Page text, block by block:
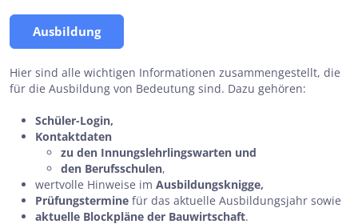
Ausbildung
Hier sind alle wichtigen Informationen zusammengestellt, die
für die Ausbildung von Bedeutung sind. Dazu gehören:
Schüler-Login,
Kontaktdaten
zu den Innungslehrlingswarten und
den Berufsschulen,
wertvolle Hinweise im Ausbildungsknigge,
Prüfungstermine für das aktuelle Ausbildungsjahr sowie
aktuelle Blockpläne der Bauwirtschaft.